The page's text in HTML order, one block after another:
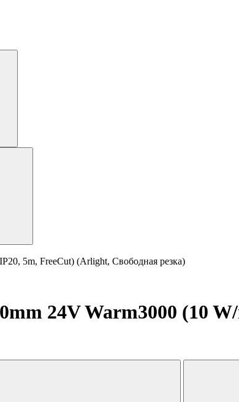
5m, FreeCut) (Arlight, Свободная резка)
24V Warm3000 (10